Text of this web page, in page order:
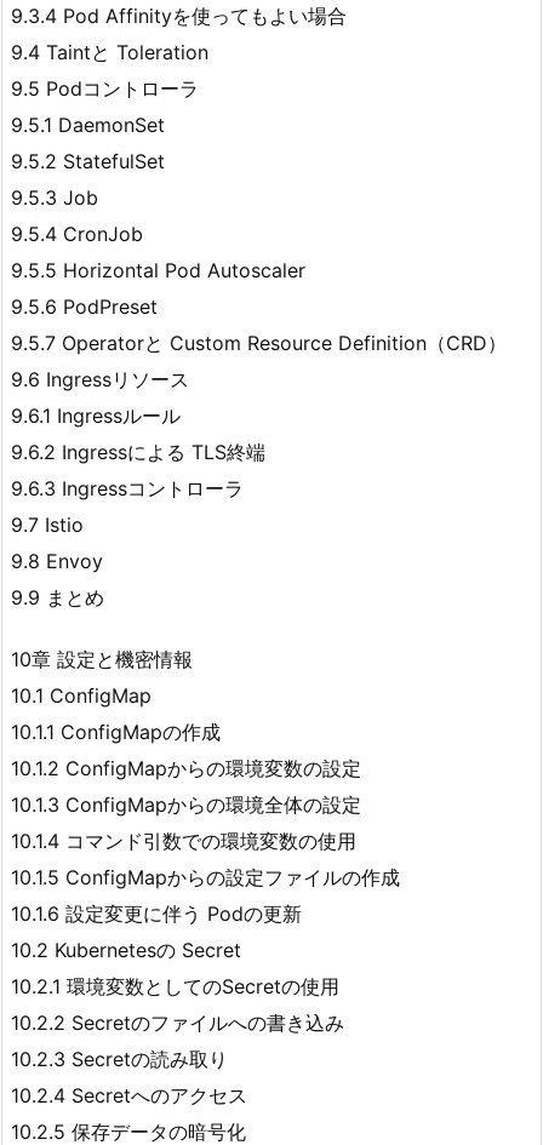
9.3.4 Pod Affinityを使ってもよい場合
9.4 Taintと Toleration
9.5 Podコントローラ
9.5.1 DaemonSet
9.5.2 StatefulSet
9.5.3 Job
9.5.4 CronJob
9.5.5 Horizontal Pod Autoscaler
9.5.6 PodPreset
9.5.7 Operatorと Custom Resource Definition（CRD）
9.6 Ingressリソース
9.6.1 Ingressルール
9.6.2 Ingressによる TLS終端
9.6.3 Ingressコントローラ
9.7 Istio
9.8 Envoy
9.9 まとめ
10章 設定と機密情報
10.1 ConfigMap
10.1.1 ConfigMapの作成
10.1.2 ConfigMapからの環境変数の設定
10.1.3 ConfigMapからの環境全体の設定
10.1.4 コマンド引数での環境変数の使用
10.1.5 ConfigMapからの設定ファイルの作成
10.1.6 設定変更に伴う Podの更新
10.2 Kubernetesの Secret
10.2.1 環境変数としてのSecretの使用
10.2.2 Secretのファイルへの書き込み
10.2.3 Secretの読み取り
10.2.4 Secretへのアクセス
10.2.5 保存データの暗号化